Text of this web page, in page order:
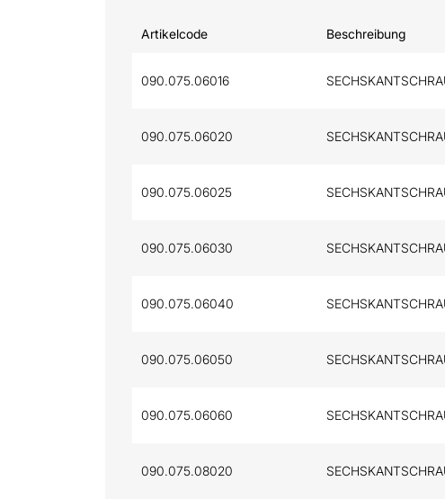
Artikelcode Beschreibung
090.075.06016
090.075.06020
090.075.06025
090.075.06030
090.075.06040
090.075.06050
090.075.06060
090.075.08020